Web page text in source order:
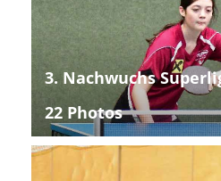
3. Nachwuchs
22 Photos